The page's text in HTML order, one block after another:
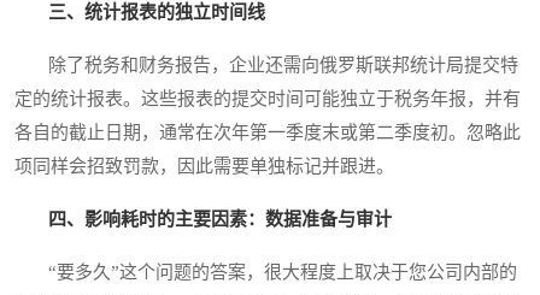
三、统计报表的独立时间线
除了税务和财务报告，企业还需向俄罗斯联邦统计局提交特
定的统计报表。这些报表的提交时间可能独立于税务年报，并有
各自的截止日期，通常在次年第一季度末或第二季度初。忽略此
项同样会招致罚款，因此需要单独标记并跟进。
四、影响耗时的主要因素：数据准备与审计
“要多久”这个问题的答案，很大程度上取决于您公司内部的